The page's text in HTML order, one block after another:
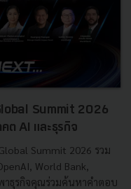
Summit 2026
ต AI และธุรกิจ
Summit 2026 รวม
World Bank,
าธุรกิจคุณร่วมค้นหาคำตอบ